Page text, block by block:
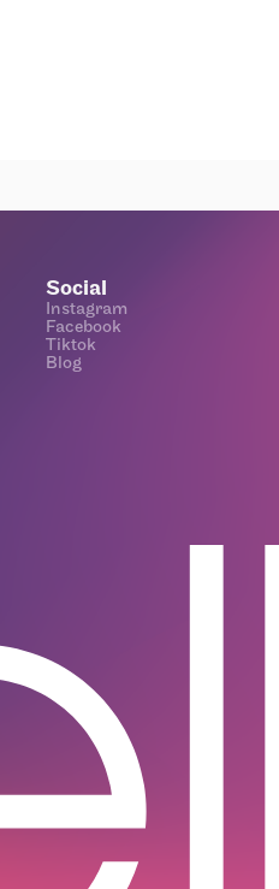
Social
Instagram
Facebook
Tiktok
Blog